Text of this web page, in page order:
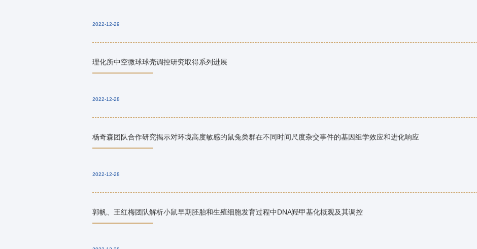
2022-12-29
理化所中空微球球壳调控研究取得系列进展
2022-12-28
杨奇森团队合作研究揭示对环境高度敏感的鼠兔类群在不同时间尺度杂交事件的基因组学效应和进化响应
2022-12-28
郭帆、王红梅团队解析小鼠早期胚胎和生殖细胞发育过程中DNA羟甲基化概观及其调控